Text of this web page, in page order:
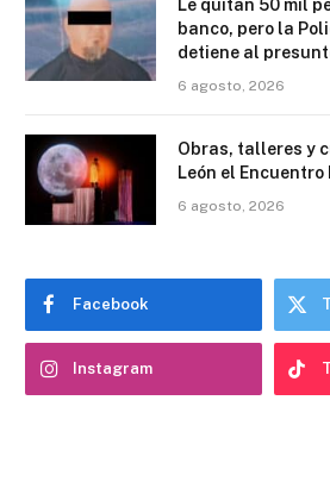
Le quitan 50 mil
banco, pero la
detiene al
6 agosto, 2026
Obras, talleres y
León el
6 agosto, 2026
Facebook
Instagram